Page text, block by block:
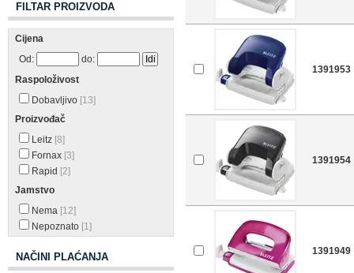
FILTAR PROIZVODA
Cijena
Od:
do:
Raspoloživost
Dobavljivo [13]
Proizvođač
Leitz [8]
Fornax [3]
Rapid [2]
Jamstvo
Nema [12]
Nepoznato [1]
NAČINI PLAĆANJA
1391953
1391954
1391949